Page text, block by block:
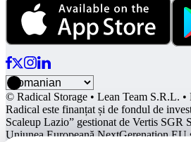
© Radical Storage • Lean Team S.R.L. •
Radical este finanțat și de fondul de
Scaleup Lazio” gestionat de Vertis SGR
Uniunea Europeană NextGerenation EU